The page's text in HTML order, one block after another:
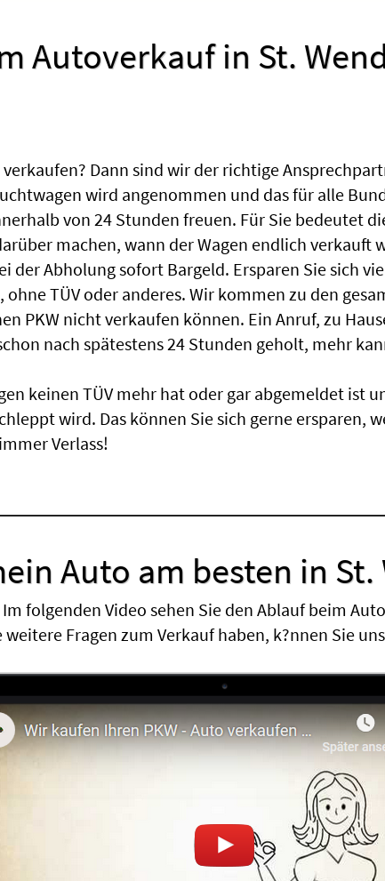
Autoverkauf in St.
Dann sind wir der richtige
wird angenommen und das für alle
von 24 Stunden freuen. Für Sie bedeutet
machen, wann der Wagen endlich verkauft
der Abholung sofort Bargeld. Ersparen Sie sich
TÜV oder anderes. Wir kommen zu den
PKW nicht verkaufen können. Ein Anruf, zu
nach spätestens 24 Stunden geholt, mehr
keinen TÜV mehr hat oder gar abgemeldet ist
wird. Das können Sie sich gerne ersparen,
Verlass!
Auto am besten in
Im folgenden Video sehen Sie den Ablauf beim
weitere Fragen zum Verkauf haben, k?nnen Sie